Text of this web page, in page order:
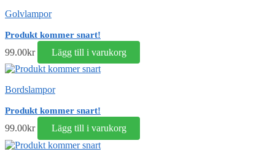
Golvlampor
Produkt kommer snart!
99.00kr Lägg till i varukorg
Bordslampor
Produkt kommer snart!
99.00kr Lägg till i varukorg